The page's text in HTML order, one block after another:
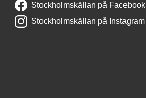
Stockholmskällan på Facebook
Stockholmskällan på Instagram